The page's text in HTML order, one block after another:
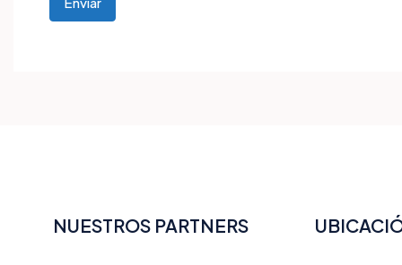
NUESTROS PARTNERS